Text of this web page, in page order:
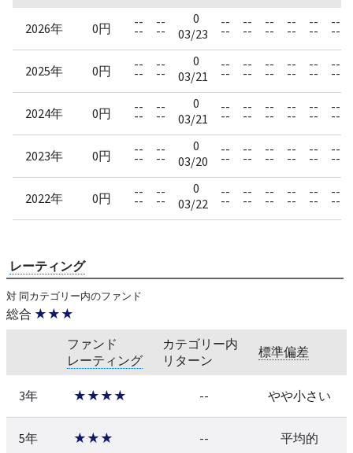
2026年 0円 --
--
--
--
0
03/23
--
--
--
--
--
--
--
--
--
--
--
--
2025年 0円 --
--
--
--
0
03/21
--
--
--
--
--
--
--
--
--
--
--
--
2024年 0円 --
--
--
--
0
03/21
--
--
--
--
--
--
--
--
--
--
--
--
2023年 0円 --
--
--
--
0
03/20
--
--
--
--
--
--
--
--
--
--
--
--
2022年 0円 --
--
--
--
0
03/22
--
--
--
--
--
--
--
--
--
--
--
--
レーティング
対 同カテゴリー内のファンド
総合 ★★★
ファンド
レーティング
カテゴリー内
リターン
標準偏差
3年 ★★★★ -- やや小さい
5年 ★★★ -- 平均的